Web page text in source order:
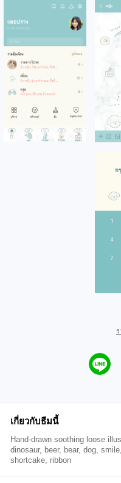
เกี่ยวกับธีมนี้
Hand-drawn soothing loose
dinosaur, beer, bear, dog,
shortcake, ribbon